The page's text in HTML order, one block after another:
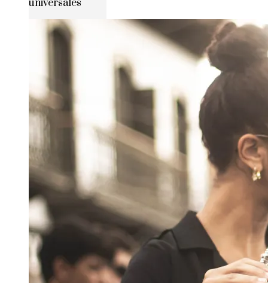
universales